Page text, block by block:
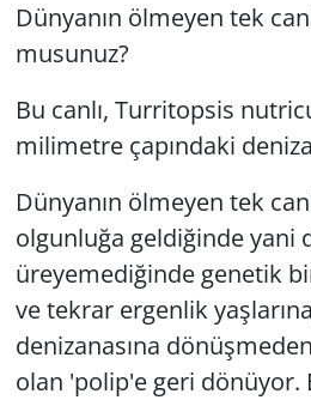
Dünyanın ölmeyen tek
musunuz?
Bu canlı, Turritopsis
milimetre çapındaki
Dünyanın ölmeyen tek
olgunluğa geldiğinde yani
üreyemediğinde genetik
ve tekrar ergenlik
denizanasına
olan 'polip'e geri dönüyor.